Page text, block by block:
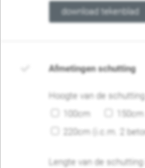
download tekenblad
Afmetingen schutting
Hoogte van de
100cm
150cm
220cm (i.c.m. 2
Lengte van de